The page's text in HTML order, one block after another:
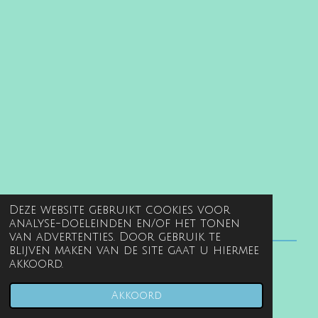
Deze website gebruikt cookies voor
analyse-doeleinden en/of het tonen
van advertenties. Door gebruik te
blijven maken van de site gaat u hiermee
akkoord.
Akkoord
© 2022 - 2026 www.gentille.nl
JouwWeb